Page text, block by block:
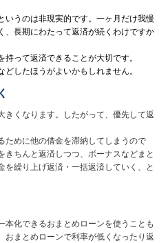
いうのは非現実的です。一ヶ月だけ我慢
、長期にわたって返済が続くわけですか
って返済できることが大切です。
したほうがよいかもしれません。
きくなります。したがって、優先して返
ために他の借金を滞納してしまうので
きちんと返済しつつ、ボーナスなどまと
を繰り上げ返済・一括返済していく、と
本化できるおまとめローンを使うことも
おまとめローンで利率が低くなったり返